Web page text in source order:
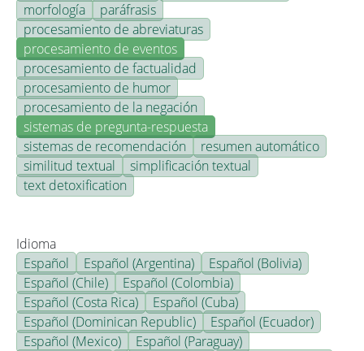
morfología
paráfrasis
procesamiento de abreviaturas
procesamiento de eventos
procesamiento de factualidad
procesamiento de humor
procesamiento de la negación
sistemas de pregunta-respuesta
sistemas de recomendación
resumen automático
similitud textual
simplificación textual
text detoxification
Idioma
Español
Español (Argentina)
Español (Bolivia)
Español (Chile)
Español (Colombia)
Español (Costa Rica)
Español (Cuba)
Español (Dominican Republic)
Español (Ecuador)
Español (Mexico)
Español (Paraguay)